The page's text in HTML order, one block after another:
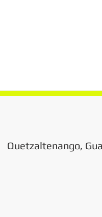
Quetzaltenango,